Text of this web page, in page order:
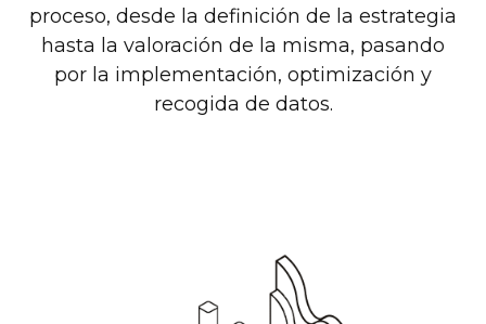
proceso, desde la definición de la estrategia
hasta la valoración de la misma, pasando
por la implementación, optimización y
recogida de datos.